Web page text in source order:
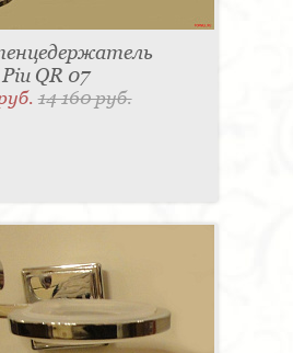
QR 07
14 160 руб.